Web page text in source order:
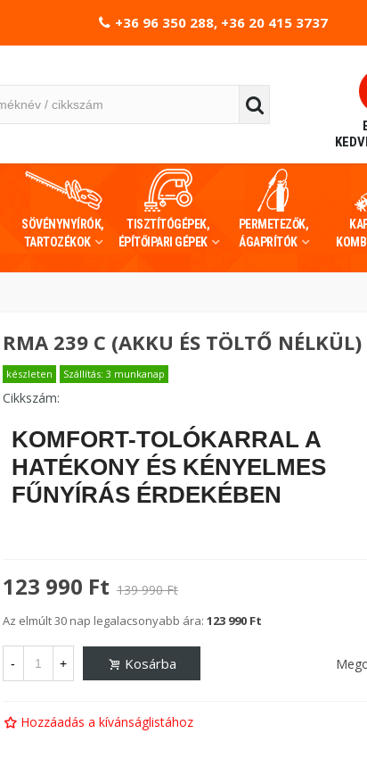
+36 96 350 288, +36 20 415 3737
SÖVÉNYNYÍRÓK,
TARTOZÉKOK
TISZTÍTÓGÉPEK,
ÉPÍTŐIPARI GÉPEK
PERMETEZŐK,
ÁGAPRÍTÓK
RMA 239 C (AKKU ÉS TÖLTŐ NÉLKÜL)
készleten Szállítás: 3 munkanap
Cikkszám:
KOMFORT-TOLÓKARRAL A
HATÉKONY ÉS KÉNYELMES
FŰNYÍRÁS ÉRDEKÉBEN
123 990 Ft 139 990 Ft
Az elmúlt 30 nap legalacsonyabb ára: 123 990 Ft
- + Kosárba
Hozzáadás a kívánságlistához